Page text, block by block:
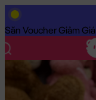
Săn Voucher Giảm Giá
Trang Chủ